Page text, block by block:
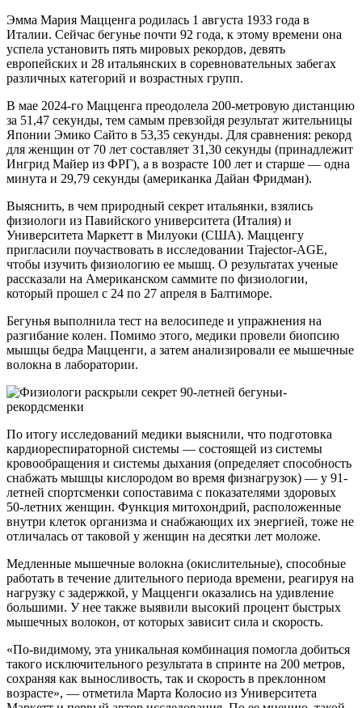
Эмма Мария Мацценга родилась 1 августа 1933 года в
Италии. Сейчас бегунье почти 92 года, к этому времени она
успела установить пять мировых рекордов, девять
европейских и 28 итальянских в соревновательных забегах
различных категорий и возрастных групп.
В мае 2024-го Мацценга преодолела 200-метровую дистанцию
за 51,47 секунды, тем самым превзойдя результат жительницы
Японии Эмико Сайто в 53,35 секунды. Для сравнения: рекорд
для женщин от 70 лет составляет 31,30 секунды (принадлежит
Ингрид Майер из ФРГ), а в возрасте 100 лет и старше — одна
минута и 29,79 секунды (американка Дайан Фридман).
Выяснить, в чем природный секрет итальянки, взялись
физиологи из Павийского университета (Италия) и
Университета Маркетт в Милуоки (США). Мацценгу
пригласили поучаствовать в исследовании Trajector-AGE,
чтобы изучить физиологию ее мышц. О результатах ученые
рассказали на Американском саммите по физиологии,
который прошел с 24 по 27 апреля в Балтиморе.
Бегунья выполнила тест на велосипеде и упражнения на
разгибание колен. Помимо этого, медики провели биопсию
мышцы бедра Мацценги, а затем анализировали ее мышечные
волокна в лаборатории.
По итогу исследований медики выяснили, что подготовка
кардиореспираторной системы — состоящей из системы
кровообращения и системы дыхания (определяет способность
снабжать мышцы кислородом во время физнагрузок) — у 91-
летней спортсменки сопоставима с показателями здоровых
50-летних женщин. Функция митохондрий, расположенные
внутри клеток организма и снабжающих их энергией, тоже не
отличалась от таковой у женщин на десятки лет моложе.
Медленные мышечные волокна (окислительные), способные
работать в течение длительного периода времени, реагируя на
нагрузку с задержкой, у Мацценги оказались на удивление
большими. У нее также выявили высокий процент быстрых
мышечных волокон, от которых зависит сила и скорость.
«По-видимому, эта уникальная комбинация помогла добиться
такого исключительного результата в спринте на 200 метров,
сохраняя как выносливость, так и скорость в преклонном
возрасте», — отметила Марта Колосио из Университета